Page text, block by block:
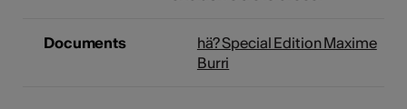
Documents
hä? Special Edition Maxime
Burri